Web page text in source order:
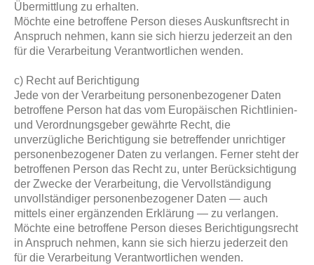
Übermittlung zu erhalten.
Möchte eine betroffene Person dieses Auskunftsrecht in
Anspruch nehmen, kann sie sich hierzu jederzeit an den
für die Verarbeitung Verantwortlichen wenden.
c) Recht auf Berichtigung
Jede von der Verarbeitung personenbezogener Daten
betroffene Person hat das vom Europäischen Richtlinien-
und Verordnungsgeber gewährte Recht, die
unverzügliche Berichtigung sie betreffender unrichtiger
personenbezogener Daten zu verlangen. Ferner steht der
betroffenen Person das Recht zu, unter Berücksichtigung
der Zwecke der Verarbeitung, die Vervollständigung
unvollständiger personenbezogener Daten — auch
mittels einer ergänzenden Erklärung — zu verlangen.
Möchte eine betroffene Person dieses Berichtigungsrecht
in Anspruch nehmen, kann sie sich hierzu jederzeit den
für die Verarbeitung Verantwortlichen wenden.